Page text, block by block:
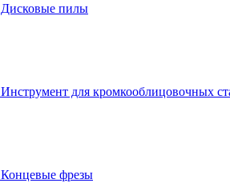
Дисковые пилы
Инструмент для кромкооблицовочных
Концевые фрезы